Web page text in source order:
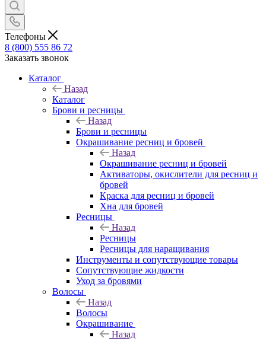
Телефоны
8 (800) 555 86 72
Заказать звонок
Каталог
Назад
Каталог
Брови и ресницы
Назад
Брови и ресницы
Окрашивание ресниц и бровей
Назад
Окрашивание ресниц и бровей
Активаторы, окислители для ресниц и
бровей
Краска для ресниц и бровей
Хна для бровей
Ресницы
Назад
Ресницы
Ресницы для наращивания
Инструменты и сопутствующие товары
Сопутствующие жидкости
Уход за бровями
Волосы
Назад
Волосы
Окрашивание
Назад